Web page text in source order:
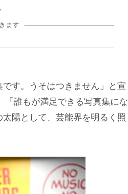
ます
す。うそはつきません」と宣
「誰もが満足できる写真集にな
陽として、芸能界を明るく照